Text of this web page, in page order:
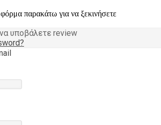
παρακάτω για να ξεκινήσετε
υποβάλετε review